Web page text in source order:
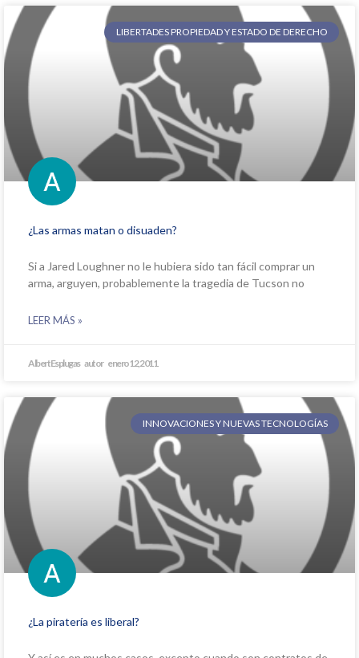
LIBERTADES PROPIEDAD Y ESTADO DE DERECHO
¿Las armas matan o disuaden?
Si a Jared Loughner no le hubiera sido tan fácil comprar un
arma, arguyen, probablemente la tragedia de Tucson no
LEER MÁS »
Albert Esplugas enero 12, 2011
INNOVACIONES Y NUEVAS TECNOLOGÍAS
¿La piratería es liberal?